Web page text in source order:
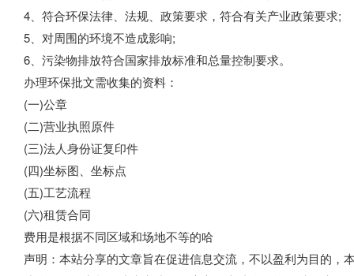
4、符合环保法律、法规、政策要求，符合有关产业政策要求;
5、对周围的环境不造成影响;
6、污染物排放符合国家排放标准和总量控制要求。
办理环保批文需收集的资料：
(一)公章
(二)营业执照原件
(三)法人身份证复印件
(四)坐标图、坐标点
(五)工艺流程
(六)租赁合同
费用是根据不同区域和场地不等的哈
声明：本站分享的文章旨在促进信息交流，不以盈利为目的